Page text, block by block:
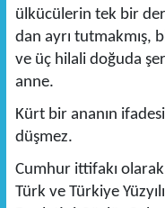
ülkücülerin tek bir
dan ayrı tutmakmış,
ve üç hilali doğuda
anne.
Kürt bir ananın
düşmez.
Cumhur ittifakı
Türk ve Türkiye